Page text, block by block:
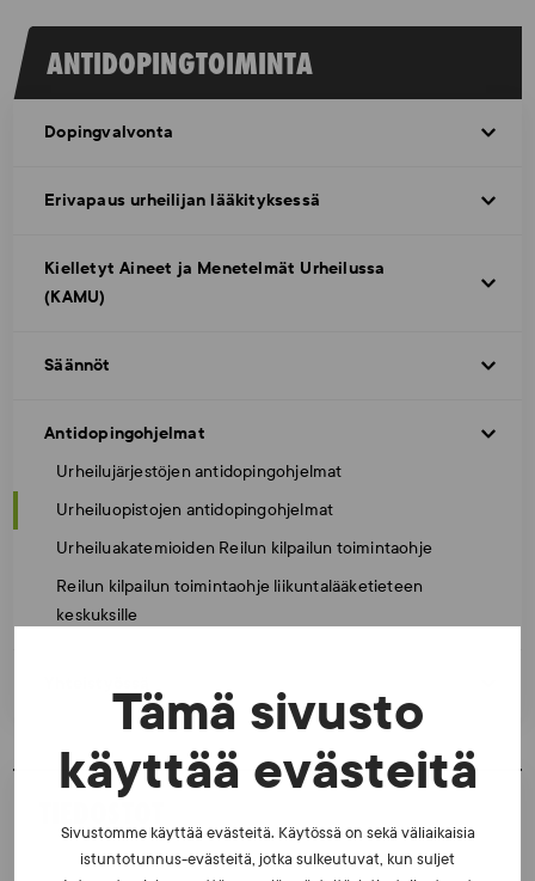
Tämä sivusto
käyttää evästeitä
Sivustomme käyttää evästeitä. Käytössä on sekä väliaikaisia
istuntotunnus-evästeitä, jotka sulkeutuvat, kun suljet
ANTIDOPINGTOIMINTA
Dopingvalvonta
Erivapaus urheilijan lääkityksessä
Kielletyt Aineet ja Menetelmät Urheilussa
(KAMU)
Säännöt
Antidopingohjelmat
Urheilujärjestöjen antidopingohjelmat
Urheiluopistojen antidopingohjelmat
Urheiluakatemioiden Reilun kilpailun toimintaohje
Reilun kilpailun toimintaohje liikuntalääketieteen
keskuksille